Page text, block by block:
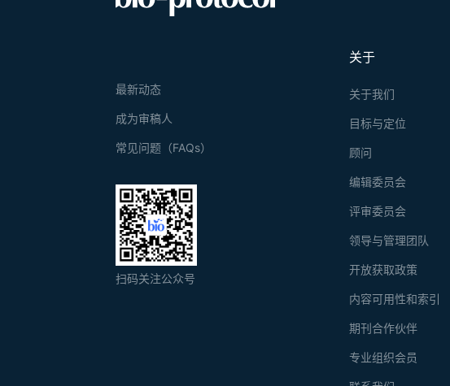
关于
关于我们
目标与定位
顾问
编辑委员会
评审委员会
领导与管理团队
开放获取政策
内容可用性和索引
期刊合作伙伴
专业组织会员
最新动态
成为审稿人
常见问题（FAQs）
扫码关注公众号